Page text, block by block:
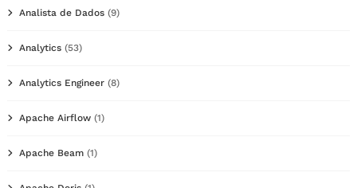
Analista de Dados (9)
Analytics (53)
Analytics Engineer (8)
Apache Airflow (1)
Apache Beam (1)